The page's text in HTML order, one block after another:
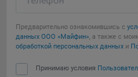
Предварительно ознакомившись с
данных ООО «Майфин», а также с
обработкой персональных данных и
Принимаю условия